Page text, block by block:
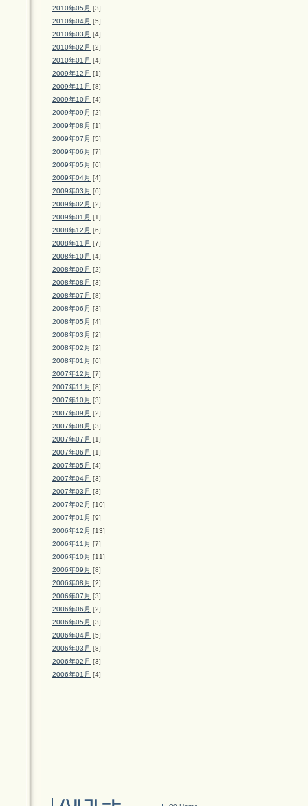
2010年05月 [3]
2010年04月 [5]
2010年03月 [4]
2010年02月 [2]
2010年01月 [4]
2009年12月 [1]
2009年11月 [8]
2009年10月 [4]
2009年09月 [2]
2009年08月 [1]
2009年07月 [5]
2009年06月 [7]
2009年05月 [6]
2009年04月 [4]
2009年03月 [6]
2009年02月 [2]
2009年01月 [1]
2008年12月 [6]
2008年11月 [7]
2008年10月 [4]
2008年09月 [2]
2008年08月 [3]
2008年07月 [8]
2008年06月 [3]
2008年05月 [4]
2008年03月 [2]
2008年02月 [2]
2008年01月 [6]
2007年12月 [7]
2007年11月 [8]
2007年10月 [3]
2007年09月 [2]
2007年08月 [3]
2007年07月 [1]
2007年06月 [1]
2007年05月 [4]
2007年04月 [3]
2007年03月 [3]
2007年02月 [10]
2007年01月 [9]
2006年12月 [13]
2006年11月 [7]
2006年10月 [11]
2006年09月 [8]
2006年08月 [2]
2006年07月 [3]
2006年06月 [2]
2006年05月 [3]
2006年04月 [5]
2006年03月 [8]
2006年02月 [3]
2006年01月 [4]